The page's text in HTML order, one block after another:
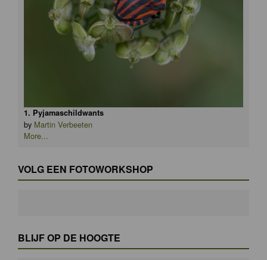
1. Pyjamaschildwants
by Martin Verbeeten
More...
VOLG EEN FOTOWORKSHOP
BLIJF OP DE HOOGTE